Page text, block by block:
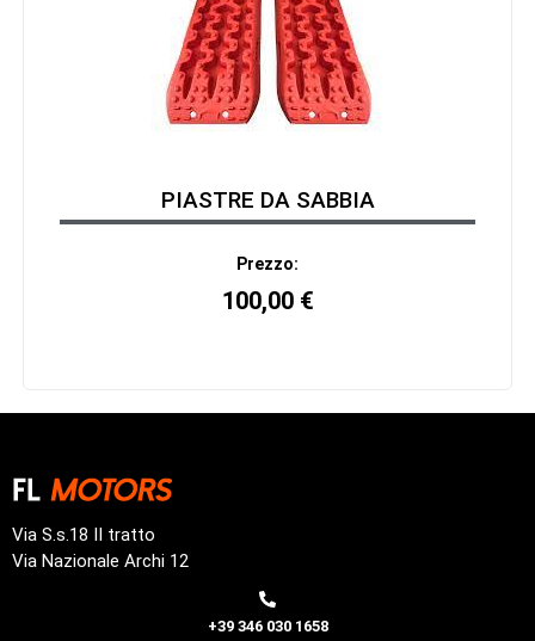
PIASTRE DA SABBIA
Prezzo:
100,00 €
Via S.s.18 II tratto
Via Nazionale Archi 12
+39 346 030 1658